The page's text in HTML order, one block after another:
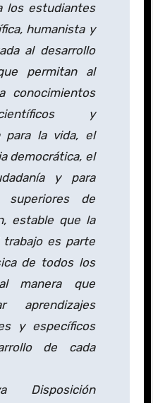
los estudiantes
humanista y
al desarrollo
permitan al
conocimientos
y
para la vida, el
democrática, el
y para
superiores de
estable que la
trabajo es parte
de todos los
manera que
aprendizajes
y específicos
de cada
Disposición